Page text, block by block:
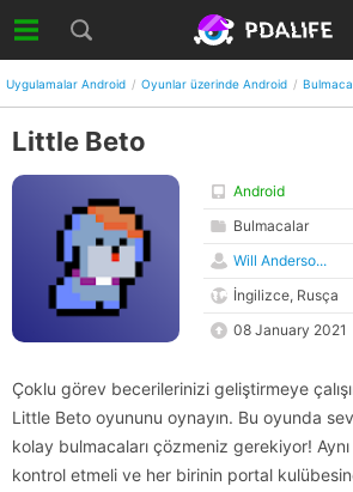
Uygulamalar Android Oyunlar üzerinde Android
Little Beto
Android
Bulmacalar
Will Anderso...
İngilizce, Rusça
08 January 2021
Çoklu görev becerilerinizi geliştirmeye
Little Beto oyununu oynayın. Bu oyunda
kolay bulmacaları çözmeniz gerekiyor!
kontrol etmeli ve her birinin portal